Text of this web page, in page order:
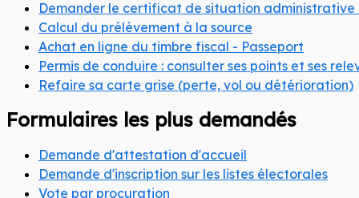
Demander le certificat de situation administrative
Calcul du prélèvement à la source
Achat en ligne du timbre fiscal - Passeport
Permis de conduire : consulter ses points et ses
Refaire sa carte grise (perte, vol ou détérioration)
Formulaires les plus demandés
Demande d'attestation d'accueil
Demande d'inscription sur les listes électorales
Vote par procuration